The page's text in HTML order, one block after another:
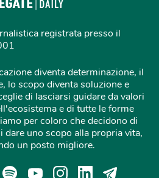
registrata presso il
diventa determinazione, il
lo scopo diventa soluzione e
di lasciarsi guidare da valori
e di tutte le forme
per coloro che decidono di
dare uno scopo alla propria vita,
un posto migliore.